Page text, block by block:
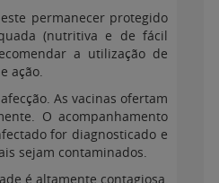
permanecer protegido
(nutritiva e de fácil
a utilização de
ação.
As vacinas ofertam
O acompanhamento
for diagnosticado e
sejam contaminados.
é altamente contagiosa,